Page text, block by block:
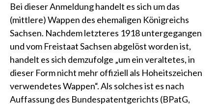
Bei dieser Anmeldung handelt es sich um das
(mittlere) Wappen des ehemaligen Königreichs
Sachsen. Nachdem letzteres 1918 untergegangen
und vom Freistaat Sachsen abgelöst worden ist,
handelt es sich demzufolge „um ein veraltetes, in
dieser Form nicht mehr offiziell als Hoheitszeichen
verwendetes Wappen“. Als solches ist es nach
Auffassung des Bundespatentgerichts (BPatG,